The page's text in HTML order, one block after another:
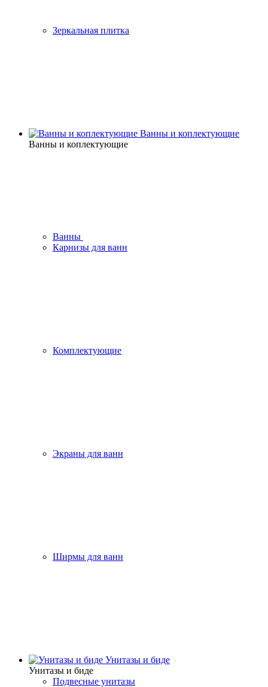
Зеркальная плитка
Ванны и коплектующие
Ванны и коплектующие
Ванны
Карнизы для ванн
Комплектующие
Экраны для ванн
Ширмы для ванн
Унитазы и биде
Унитазы и биде
Подвесные унитазы